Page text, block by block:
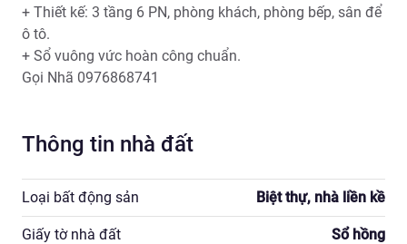
+ Thiết kế: 3 tầng 6 PN, phòng khách, phòng bếp, sân để
ô tô.
+ Sổ vuông vức hoàn công chuẩn.
Gọi Nhã 0976868741
Thông tin nhà đất
Loại bất động sản Biệt thự, nhà liền kề
Giấy tờ nhà đất Sổ hồng